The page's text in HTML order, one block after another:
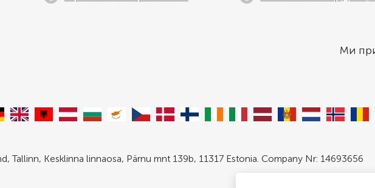
Ми
Tallinn, Kesklinna linnaosa, Pärnu mnt 139b, 11317 Estonia. Company Nr: 14693656